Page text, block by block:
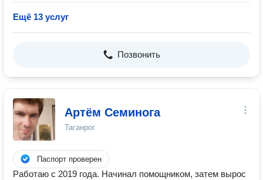
Ещё 13 услуг
Позвонить
Артём Семинога
Таганрог
Паспорт проверен
Работаю с 2019 года. Начинал помощником, затем вырос